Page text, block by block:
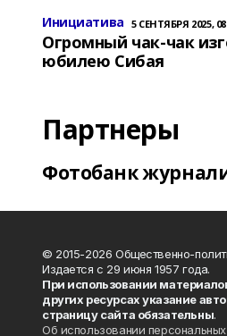
Инициатива 5 СЕНТЯБРЯ 2025,
Огромный чак-чак
юбилею Сибая
Партнеры
Фотобанк
© 2015-2026 Общественно-
Издается с 29 июня 1957 года.
При использовании
других ресурсах указание
страницу сайта обязательны.
Об использовании